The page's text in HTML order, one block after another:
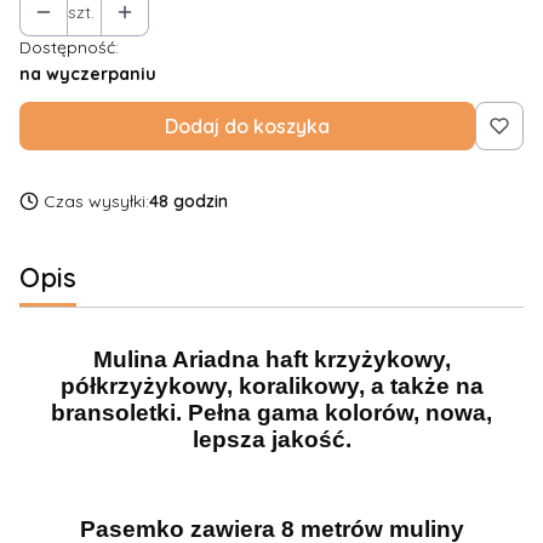
szt.
Dostępność:
na wyczerpaniu
Dodaj do koszyka
Czas wysyłki:48 godzin
Opis
Mulina Ariadna haft krzyżykowy,
półkrzyżykowy, koralikowy, a także na
bransoletki. Pełna gama kolorów, nowa,
lepsza jakość.
Pasemko zawiera 8 metrów muliny